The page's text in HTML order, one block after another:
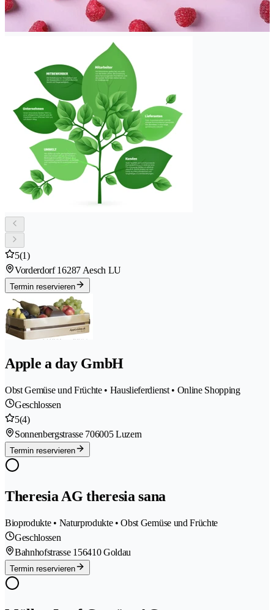
5(1)
Vorderdorf 16287 Aesch LU
Termin reservieren
Apple a day GmbH
Obst Gemüse und Früchte • Hauslieferdienst • Online Shopping
Geschlossen
5(4)
Sonnenbergstrasse 706005 Luzern
Termin reservieren
Theresia AG theresia sana
Bioprodukte • Naturprodukte • Obst Gemüse und Früchte
Geschlossen
Bahnhofstrasse 156410 Goldau
Termin reservieren